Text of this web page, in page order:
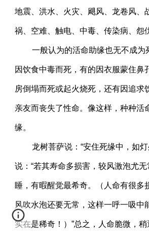
地震、洪水、火灾、飓风、龙卷风、
祸、空难、触电、中毒、传染病、怨
一般认为的活命助缘也无不成为
因饮食中毒而死，有的因衣服蒙住鼻
房倒塌而死或起火烧死，还有因追求
亲友而丧失了性命。像这样，种种活
缘。
龙树菩萨说：“安住死缘中，如灯
说：“若其寿命多损害，较风激泡尤
睡，有暇醒觉最希奇。（人命有很多
风吹水泡还要无常，这样一呼一吸中
实在是稀奇！）”总之，人命脆微，稍